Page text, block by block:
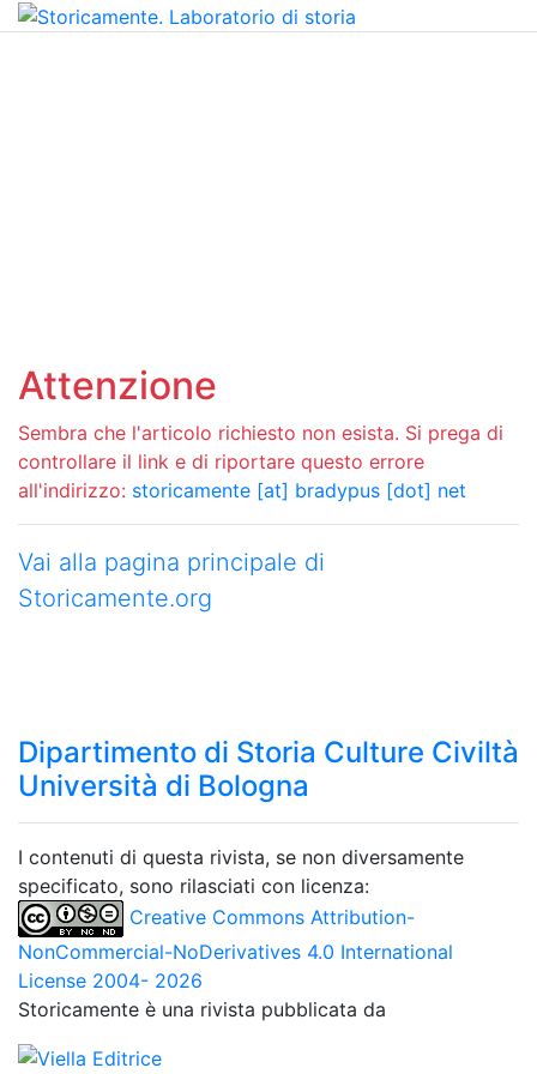
Attenzione
Sembra che l'articolo richiesto non esista. Si prega di
controllare il link e di riportare questo errore
all'indirizzo: storicamente [at] bradypus [dot] net
Vai alla pagina principale di
Storicamente.org
Dipartimento di Storia Culture Civiltà
Università di Bologna
I contenuti di questa rivista, se non diversamente
specificato, sono rilasciati con licenza:
Creative Commons Attribution-
NonCommercial-NoDerivatives 4.0 International
License 2004- 2026
Storicamente è una rivista pubblicata da